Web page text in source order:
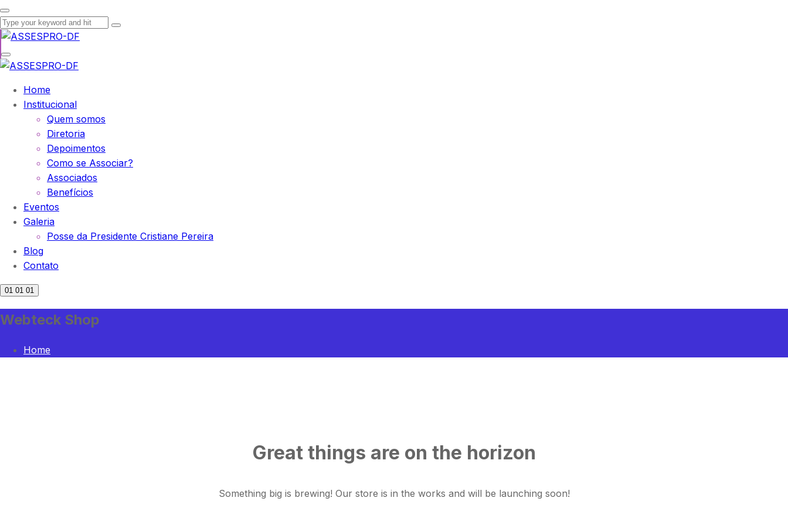
Home
Institucional
Quem somos
Diretoria
Depoimentos
Como se Associar?
Associados
Benefícios
Eventos
Galeria
Posse da Presidente Cristiane Pereira
Blog
Contato
01 01 01
Webteck Shop
Home
Great things are on the horizon
Something big is brewing! Our store is in the works and will be launching soon!